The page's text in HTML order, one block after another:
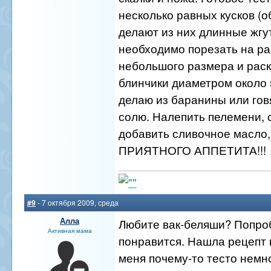
несколько равных кусков
делают из них длинные
необходимо порезать на
небольшого размера и
блинчики диаметром
делаю из баранины или
солю. Налепить пелемени,
добавить сливочное
ПРИЯТНОГО АППЕТИТА!!!
#9- 7 октября 2009, среда
Алла
Активная мама
Любите вак-беляши?
понравится. Нашла рецепт
меня почему-то тесто